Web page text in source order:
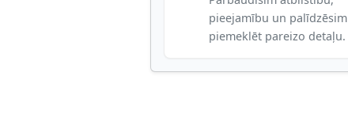
pieejamību un palīdzēsim
piemeklēt pareizo detaļu.